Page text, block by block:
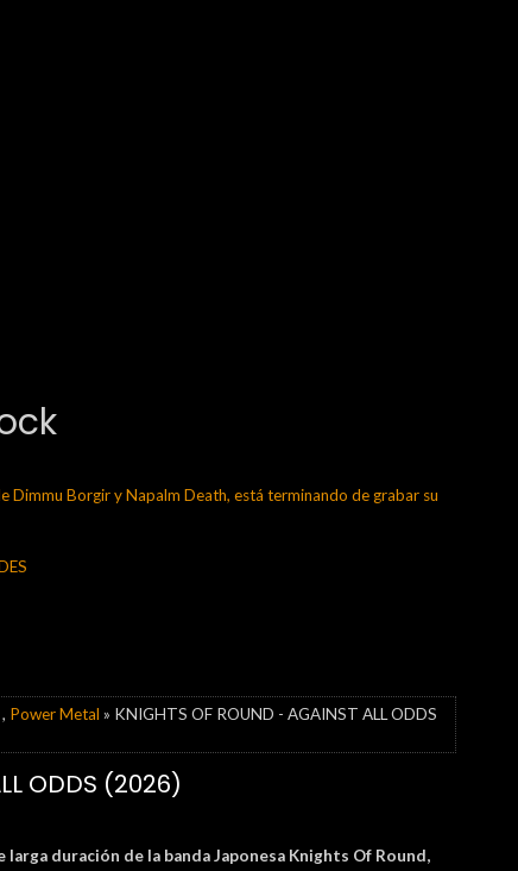
Dimmu Borgir y Napalm Death, está terminando de grabar su
, Power Metal » KNIGHTS OF ROUND - AGAINST ALL ODDS
ODDS (2026)
duración de la banda Japonesa Knights Of Round,